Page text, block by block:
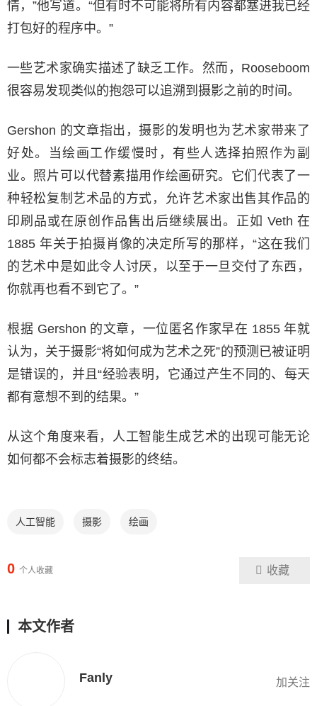
情，”他写道。“但有时不可能将所有内容都塞进我已经
打包好的程序中。”
一些艺术家确实描述了缺乏工作。然而，Rooseboom
很容易发现类似的抱怨可以追溯到摄影之前的时间。
Gershon 的文章指出，摄影的发明也为艺术家带来了
好处。当绘画工作缓慢时，有些人选择拍照作为副
业。照片可以代替素描用作绘画研究。它们代表了一
种轻松复制艺术品的方式，允许艺术家出售其作品的
印刷品或在原创作品售出后继续展出。正如 Veth 在
1885 年关于拍摄肖像的决定所写的那样，“这在我们
的艺术中是如此令人讨厌，以至于一旦交付了东西，
你就再也看不到它了。”
根据 Gershon 的文章，一位匿名作家早在 1855 年就
认为，关于摄影“将如何成为艺术之死”的预测已被证明
是错误的，并且“经验表明，它通过产生不同的、每天
都有意想不到的结果。”
从这个角度来看，人工智能生成艺术的出现可能无论
如何都不会标志着摄影的终结。
人工智能 摄影 绘画
0 个人收藏 收藏
本文作者
Fanly 加关注